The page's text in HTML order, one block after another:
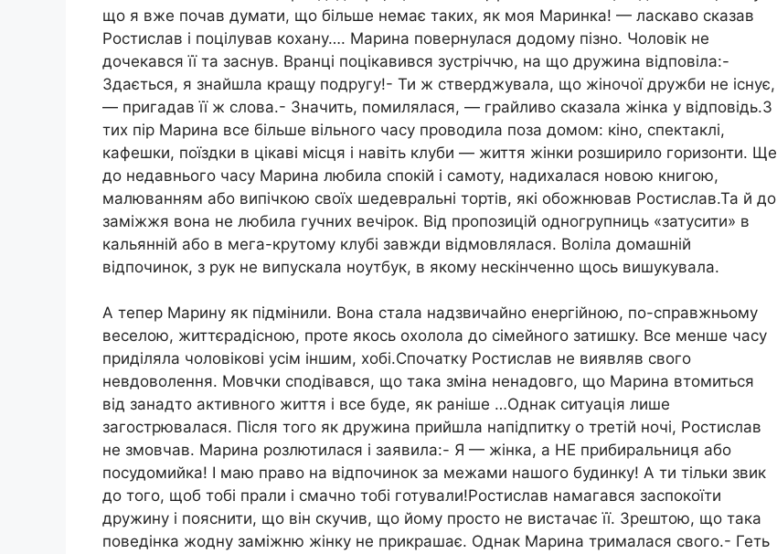
що я вже почав думати, що більше немає таких, як моя Маринка! — ласкаво сказав
Ростислав і поцілував кохану…. Марина повернулася додому пізно. Чоловік не
дочекався її та заснув. Вранці поцікавився зустріччю, на що дружина відповіла:-
Здається, я знайшла кращу подругу!- Ти ж стверджувала, що жіночої дружби не існує,
— пригадав її ж слова.- Значить, помилялася, — грайливо сказала жінка у відповідь.З
тих пір Марина все більше вільного часу проводила поза домом: кіно, спектаклі,
кафешки, поїздки в цікаві місця і навіть клуби — життя жінки розширило горизонти. Ще
до недавнього часу Марина любила спокій і самоту, надихалася новою книгою,
малюванням або випічкою своїх шедевральні тортів, які обожнював Ростислав.Та й до
заміжжя вона не любила гучних вечірок. Від пропозицій одногрупниць «затусити» в
кальянній або в мега-крутому клубі завжди відмовлялася. Воліла домашній
відпочинок, з рук не випускала ноутбук, в якому нескінченно щось вишукувала.
А тепер Марину як підмінили. Вона стала надзвичайно енергійною, по-справжньому
веселою, життєрадісною, проте якось охолола до сімейного затишку. Все менше часу
приділяла чоловікові усім іншим, хобі.Спочатку Ростислав не виявляв свого
невдоволення. Мовчки сподівався, що така зміна ненадовго, що Марина втомиться
від занадто активного життя і все буде, як раніше …Однак ситуація лише
загострювалася. Після того як дружина прийшла напідпитку o третій ночі, Ростислав
не змовчав. Марина розлютилася і заявила:- Я — жінка, a НЕ прибиральниця або
посудомийка! І маю право на відпочинок за межами нашого будинку! А ти тільки звик
до того, щоб тобі прали і смачно тобі готували!Ростислав намагався заспокоїти
дружину і пояснити, що він скучив, що йому просто не вистачає її. Зрештою, що така
поведінка жодну заміжню жінку не прикрашає. Однак Марина трималася свого.- Геть